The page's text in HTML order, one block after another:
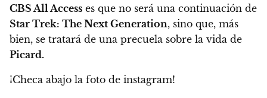
CBS All Access es que no será una continuación de
Star Trek: The Next Generation, sino que, más
bien, se tratará de una precuela sobre la vida de
Picard.
¡Checa abajo la foto de instagram!